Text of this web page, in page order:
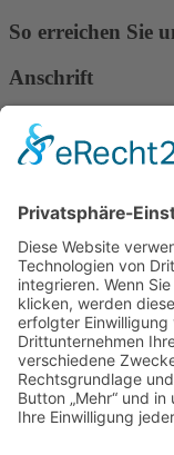
So erreichen Sie
Anschrift
Verband Deutscher
Verbandsverwaltung
Am Rosenbraken 12
E-Mail
Diese E-Mail-
muss JavaScript
Diese E-Mail-Adresse
muss JavaScript
Telefon Service-
Tel: 0261-1349 5200